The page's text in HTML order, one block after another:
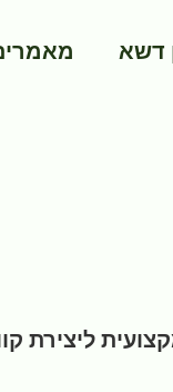
דשא
ליצירת